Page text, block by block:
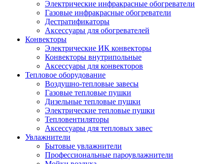
Электрические инфракрасные обогреватели
Газовые инфракрасные обогреватели
Дестратификаторы
Аксессуары для обогревателей
Конвекторы
Электрические ИК конвекторы
Конвекторы внутрипольные
Аксессуары для конвекторов
Тепловое оборудование
Воздушно-тепловые завесы
Газовые тепловые пушки
Дизельные тепловые пушки
Электрические тепловые пушки
Тепловентиляторы
Аксессуары для тепловых завес
Увлажнители
Бытовые увлажнители
Профессиональные пароувлажнители